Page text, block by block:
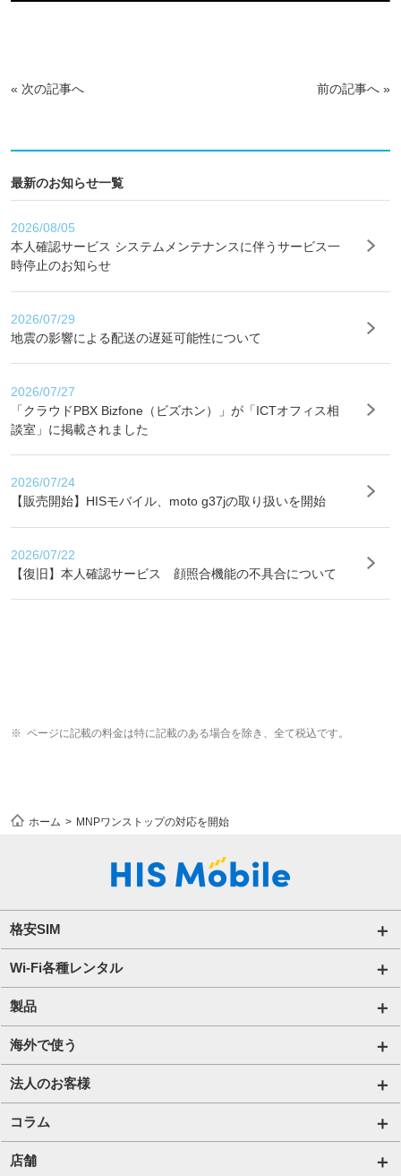
« 次の記事へ 前の記事へ »
最新のお知らせ一覧
2026/08/05
本人確認サービス システムメンテナンスに伴うサービス一
時停止のお知らせ
2026/07/29
地震の影響による配送の遅延可能性について
2026/07/27
「クラウドPBX Bizfone（ビズホン）」が「ICTオフィス相
談室」に掲載されました
2026/07/24
【販売開始】HISモバイル、moto g37jの取り扱いを開始
2026/07/22
【復旧】本人確認サービス 顔照合機能の不具合について
ページに記載の料金は特に記載のある場合を除き、全て税込です。
ホーム MNPワンストップの対応を開始
格安SIM
国内通信SIM一覧
自由自在2.0プラン
ビタッ！プラン
販売終了したプラン
Wi-Fi各種レンタル
法人のお客様トップページ
海外短期レンタル HIS Wi-Fi
国内外長期レンタル HIS Wi-Fi PLUS+
携帯レンタル
製品
オンラインショップ
HIS Mobileケア
海外で使う
海外通信一覧
海外短期レンタル HIS Wi-Fi
国内外長期レンタル HIS Wi-Fi PLUS+
法人のお客様
サービス一覧【法人】
格安SIM【法人】
コラム
コラムTOP
店舗